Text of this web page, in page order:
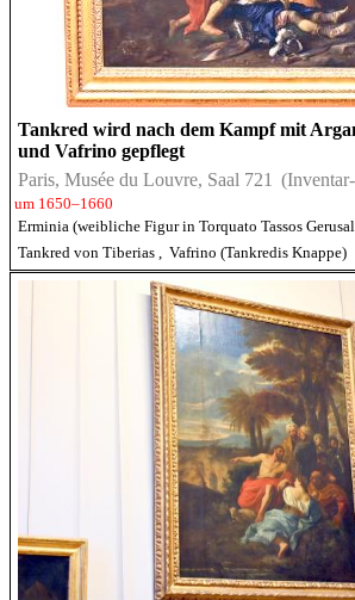
Tankred wird nach dem Kampf mit
und Vafrino gepflegt
Paris, Musée du Louvre, Saal 721
um 1650–1660
Erminia (weibliche Figur in Torquato Tassos
Tankred von Tiberias
Vafrino (Tankredis Knappe)